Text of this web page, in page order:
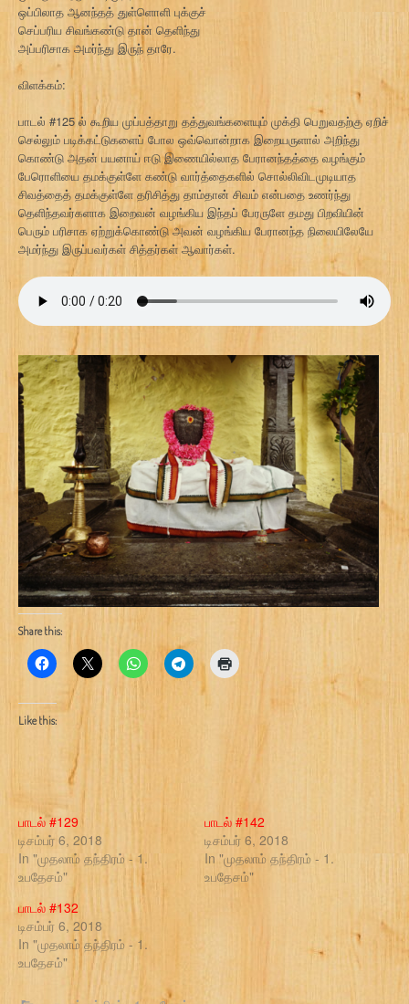
ஒப்பிலாத ஆனந்தத் துள்ளொளி புக்குச்
செப்பரிய சிவங்கண்டு தான் தெளிந்து
அப்பரிசாக அமர்ந்து இருந் தாரே.
விளக்கம்:
பாடல் #125 ல் கூறிய முப்பத்தாறு தத்துவங்களையும் முக்தி பெறுவதற்கு ஏறிச்
செல்லும் படிக்கட்டுகளைப் போல ஒவ்வொன்றாக இறையருளால் அறிந்து
கொண்டு அதன் பயனாய் ஈடு இணையில்லாத பேரானந்தத்தை வழங்கும்
பேரொளியை தமக்குள்ளே கண்டு வார்த்தைகளில் சொல்லிவிடமுடியாத
சிவத்தைத் தமக்குள்ளே தரிசித்து தாம்தான் சிவம் என்பதை உணர்ந்து
தெளிந்தவர்களாக இறைவன் வழங்கிய இந்தப் பேரருளே தமது பிறவியின்
பெரும் பரிசாக ஏற்றுக்கொண்டு அவன் வழங்கிய பேரானந்த நிலையிலேயே
அமர்ந்து இருப்பவர்கள் சித்தர்கள் ஆவார்கள்.
Share this:
Like this:
பாடல் #129
டிசம்பர் 6, 2018
In "முதலாம் தந்திரம் - 1.
உபதேசம்"
பாடல் #142
டிசம்பர் 6, 2018
In "முதலாம் தந்திரம் - 1.
உபதேசம்"
பாடல் #132
டிசம்பர் 6, 2018
In "முதலாம் தந்திரம் - 1.
உபதேசம்"